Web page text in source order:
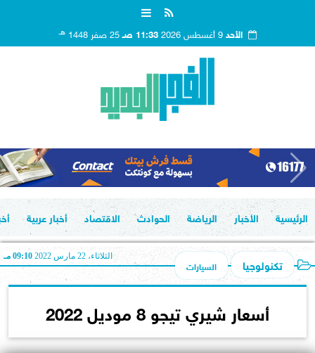
الأحد9 أغسطس 2026 11:33 صـ 25 صفر 1448 هـ
الرئيسية الأخبار الرياضة الحوادث الاقتصاد أخبار عربية
تكنولوجيا السيارات
الثلاثاء، 22 مارس 2022 09:10 مـ
أسعار شيري تيجو 8 موديل 2022